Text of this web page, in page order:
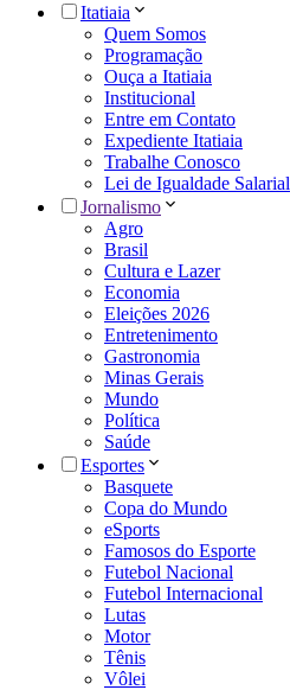
Itatiaia
Quem Somos
Programação
Ouça a Itatiaia
Institucional
Entre em Contato
Expediente Itatiaia
Trabalhe Conosco
Lei de Igualdade Salarial
Jornalismo
Agro
Brasil
Cultura e Lazer
Economia
Eleições 2026
Entretenimento
Gastronomia
Minas Gerais
Mundo
Política
Saúde
Esportes
Basquete
Copa do Mundo
eSports
Famosos do Esporte
Futebol Nacional
Futebol Internacional
Lutas
Motor
Tênis
Vôlei